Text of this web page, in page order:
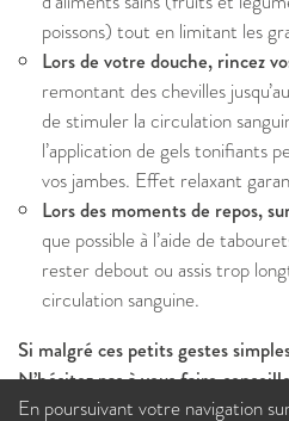
poissons) tout en limitant les
Lors de votre douche, rincez
remontant des chevilles
de stimuler la circulation
l’application de gels tonifiants
vos jambes. Effet relaxant
Lors des moments de repos,
que possible à l’aide de
rester debout ou assis trop
circulation sanguine.
Si malgré ces petits gestes
N’hésitez pas à vous faire
souffrent peut-être d’une
En poursuivant votre navigation